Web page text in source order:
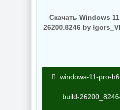
Скачать Windows
26200.8246 by
windows-11-pro-
build-